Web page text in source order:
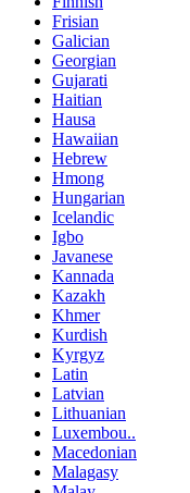
Frisian
Galician
Georgian
Gujarati
Haitian
Hausa
Hawaiian
Hebrew
Hmong
Hungarian
Icelandic
Igbo
Javanese
Kannada
Kazakh
Khmer
Kurdish
Kyrgyz
Latin
Latvian
Lithuanian
Luxembou..
Macedonian
Malagasy